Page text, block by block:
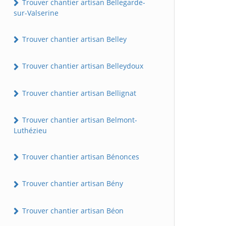
Trouver chantier artisan Bellegarde-
sur-Valserine
Trouver chantier artisan Belley
Trouver chantier artisan Belleydoux
Trouver chantier artisan Bellignat
Trouver chantier artisan Belmont-
Luthézieu
Trouver chantier artisan Bénonces
Trouver chantier artisan Bény
Trouver chantier artisan Béon